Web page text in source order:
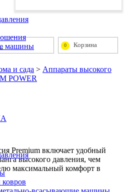
машины
0 Корзина
и сада > Аппараты высокого
POWER
Premium включает удобный
высокого давления, чем
максимальный комфорт в